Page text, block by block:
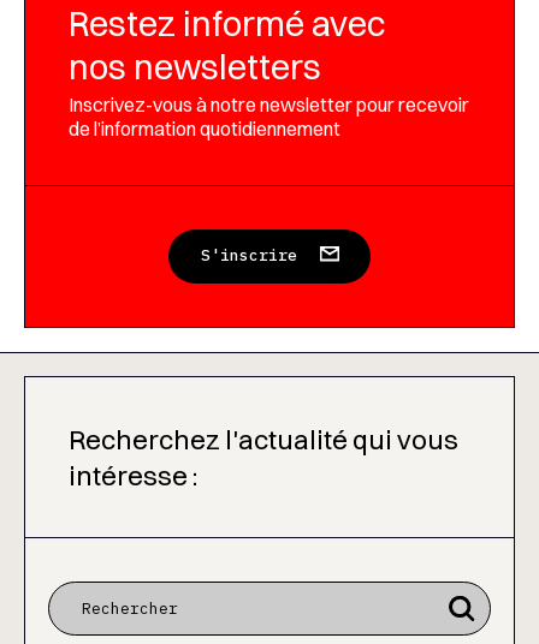
Restez informé avec
nos newsletters
Inscrivez-vous à notre newsletter pour recevoir
de l’information quotidiennement
S'inscrire
Recherchez l'actualité qui vous
intéresse :